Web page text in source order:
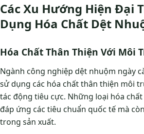
Các Xu Hướng Hiện Đại
Dụng Hóa Chất Dệt
Hóa Chất Thân Thiện Với Môi
Ngành công nghiệp dệt nhuộm ngày
sử dụng các hóa chất thân thiện môi
tác động tiêu cực. Những loại hóa
đáp ứng các tiêu chuẩn quốc tế mà
trong sản xuất.